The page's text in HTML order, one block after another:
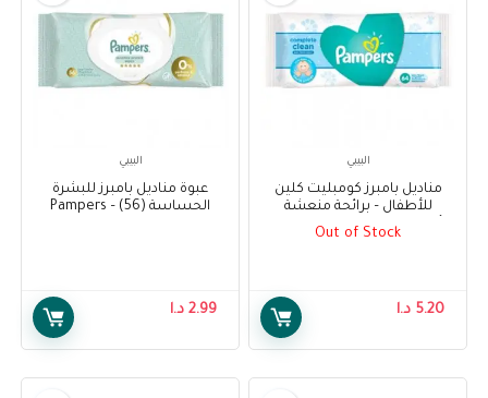
البيبي
مناديل بامبرز كومبليت كلين
للأطفال – برائحة منعشة
للأطفال ، 64 منديل – Pampers
Complete Clean Baby Wipes –
Out of Stock
5.20 د.ا
البيبي
عبوة مناديل بامبرز للبشرة
الحساسة (56) – Pampers
2.99 د.ا